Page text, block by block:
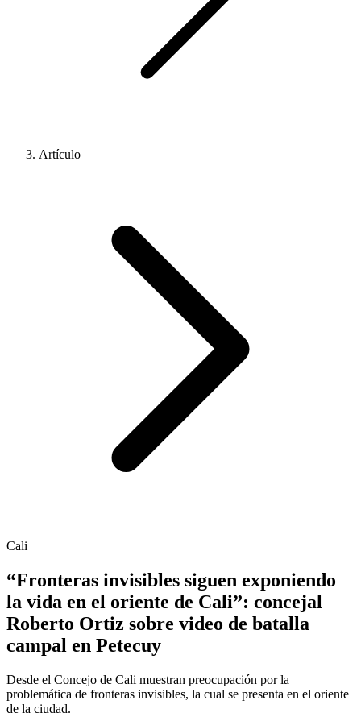
Artículo
Cali
“Fronteras invisibles siguen exponiendo
la vida en el oriente de Cali”: concejal
Roberto Ortiz sobre video de batalla
campal en Petecuy
Desde el Concejo de Cali muestran preocupación por la
problemática de fronteras invisibles, la cual se presenta en el oriente
de la ciudad.